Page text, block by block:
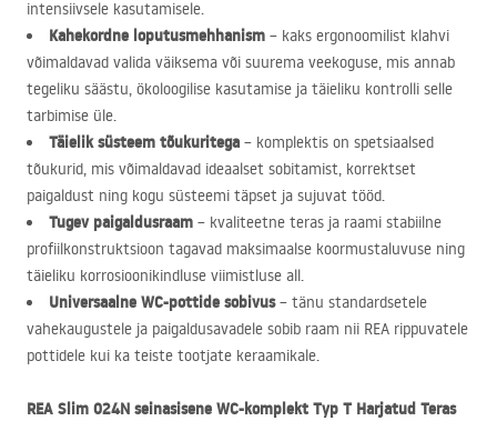
intensiivsele kasutamisele.
Kahekordne loputusmehhanism – kaks ergonoomilist klahvi
võimaldavad valida väiksema või suurema veekoguse, mis annab
tegeliku säästu, ökoloogilise kasutamise ja täieliku kontrolli selle
tarbimise üle.
Täielik süsteem tõukuritega – komplektis on spetsiaalsed
tõukurid, mis võimaldavad ideaalset sobitamist, korrektset
paigaldust ning kogu süsteemi täpset ja sujuvat tööd.
Tugev paigaldusraam – kvaliteetne teras ja raami stabiilne
profiilkonstruktsioon tagavad maksimaalse koormustaluvuse ning
täieliku korrosioonikindluse viimistluse all.
Universaalne WC-pottide sobivus– tänu standardsetele
vahekaugustele ja paigaldusavadele sobib raam nii REA rippuvatele
pottidele kui ka teiste tootjate keraamikale.
REA Slim 024N seinasisene WC-komplekt Typ T Harjatud Teras